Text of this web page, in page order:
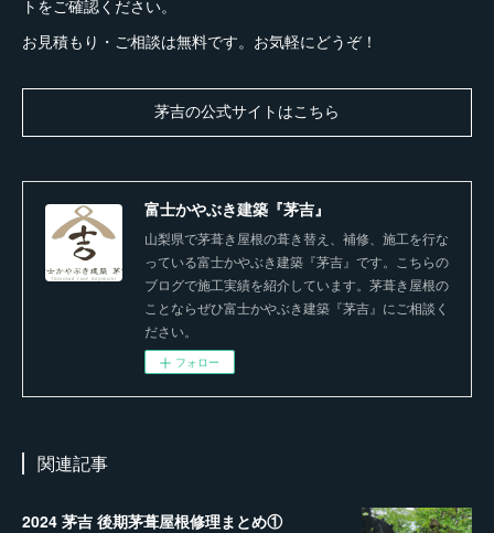
トをご確認ください。
お見積もり・ご相談は無料です。お気軽にどうぞ！
茅吉の公式サイトはこちら
富士かやぶき建築『茅吉』
山梨県で茅葺き屋根の葺き替え、補修、施工を行な
っている富士かやぶき建築『茅吉』です。こちらの
ブログで施工実績を紹介しています。茅葺き屋根の
ことならぜひ富士かやぶき建築『茅吉』にご相談く
ださい。
フォロー
関連記事
2024 茅吉 後期茅葺屋根修理まとめ①